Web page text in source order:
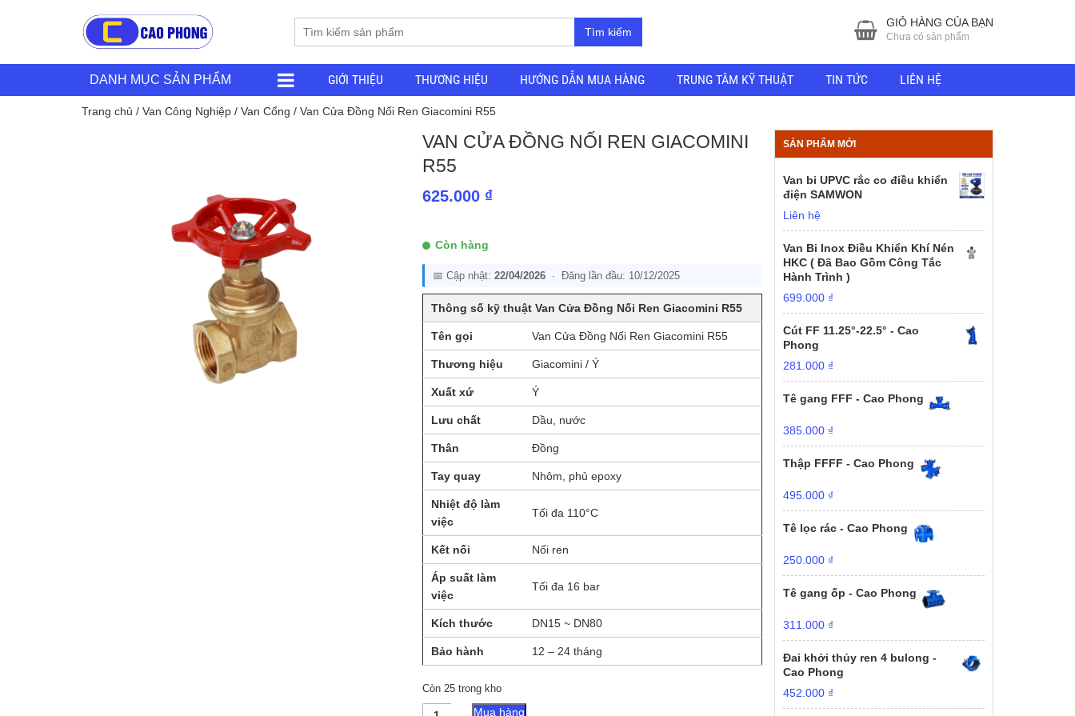
Tìm kiếm
GIỎ HÀNG CỦA BẠN
Chưa có sản phẩm
DANH MỤC SẢN PHẨM GIỚI THIỆU THƯƠNG HIỆU HƯỚNG DẪN MUA HÀNG TRUNG TÂM KỸ THUẬT TIN TỨC LIÊN HỆ
Trang chủ / Van Công Nghiệp / Van Cổng / Van Cửa Đồng Nối Ren Giacomini R55
VAN CỬA ĐỒNG NỐI REN GIACOMINI
R55
625.000 ₫
Còn hàng
📅 Cập nhật: 22/04/2026· Đăng lần đầu: 10/12/2025
Thông số kỹ thuật Van Cửa Đồng Nối Ren Giacomini R55
Tên gọi Van Cửa Đồng Nối Ren Giacomini R55
Thương hiệu Giacomini / Ý
Xuất xứ Ý
Lưu chất Dầu, nước
Thân Đồng
Tay quay Nhôm, phủ epoxy
Nhiệt độ làm
việc
Tối đa 110°C
Kết nối Nối ren
Áp suất làm
việc
Tối đa 16 bar
Kích thước DN15 ~ DN80
Bảo hành 12 – 24 tháng
Còn 25 trong kho
Van
Mua hàng
SẢN PHẨM MỚI
Van bi UPVC rắc co điều khiển
điện SAMWON
Liên hệ
Van Bi Inox Điều Khiển Khí Nén
HKC ( Đã Bao Gồm Công Tắc
Hành Trình )
699.000 ₫
Cút FF 11.25°-22.5° - Cao
Phong
281.000 ₫
Tê gang FFF - Cao Phong
385.000 ₫
Thập FFFF - Cao Phong
495.000 ₫
Tê lọc rác - Cao Phong
250.000 ₫
Tê gang ốp - Cao Phong
311.000 ₫
Đai khởi thủy ren 4 bulong -
Cao Phong
452.000 ₫